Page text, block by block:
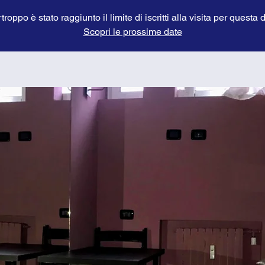
è stato raggiunto il limite di iscritti alla visita per questa
Scopri le prossime date